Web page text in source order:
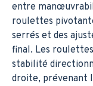
entre
roulettes
serrés et des
final. Les
stabilité
droite, prévenant